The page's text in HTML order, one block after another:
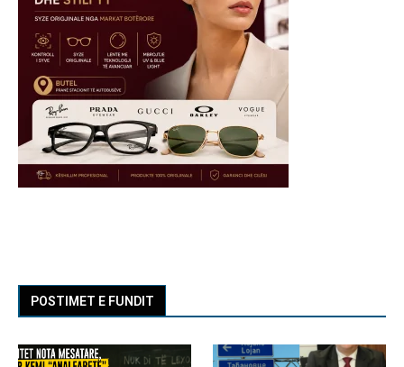
POSTIMET E FUNDIT